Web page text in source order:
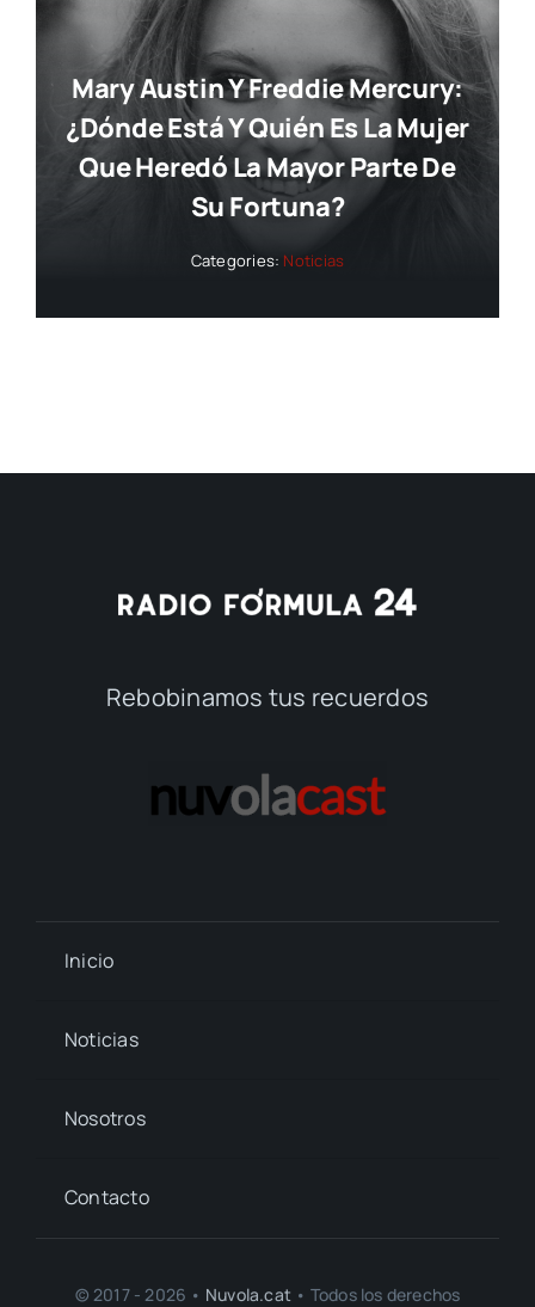
Mary Austin Y Freddie Mercury:
¿dónde Está Y Quién Es La Mujer
Que Heredó La Mayor Parte De
Su Fortuna?
Categories: Noticias
Rebobinamos tus recuerdos
Inicio
Noticias
Nosotros
Contacto
© 2017 - 2026 • Nuvola.cat • Todos los derechos